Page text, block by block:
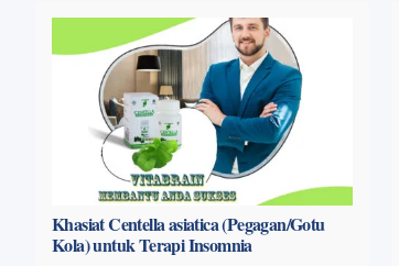
Khasiat Centella asiatica (Pegagan/Gotu
Kola) untuk Terapi Insomnia